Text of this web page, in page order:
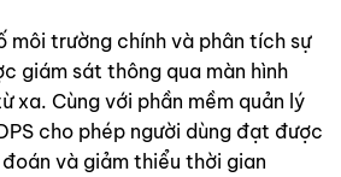
môi trường chính và phân tích sự
giám sát thông qua màn hình
xa. Cùng với phần mềm quản lý
cho phép người dùng đạt được
và giảm thiểu thời gian